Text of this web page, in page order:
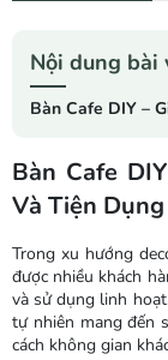
Nội dung bài
Bàn Cafe DIY –
Bàn Cafe
Và Tiện Dụng
Trong xu hướng
được nhiều khách
và sử dụng linh
tự nhiên mang đến
cách không gian